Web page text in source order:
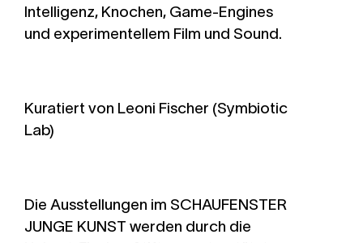
Intelligenz, Knochen, Game-Engines
und experimentellem Film und Sound.
Kuratiert von Leoni Fischer (Symbiotic
Lab)
Die Ausstellungen im SCHAUFENSTER
JUNGE KUNST werden durch die